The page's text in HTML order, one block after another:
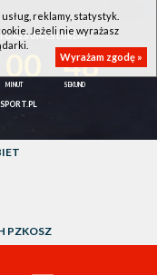
AZS UMCS LUBLIN
48
PZKOSZ
reklamy, statystyk.
Jeżeli nie wyrażasz
Wyrażam zgodę »